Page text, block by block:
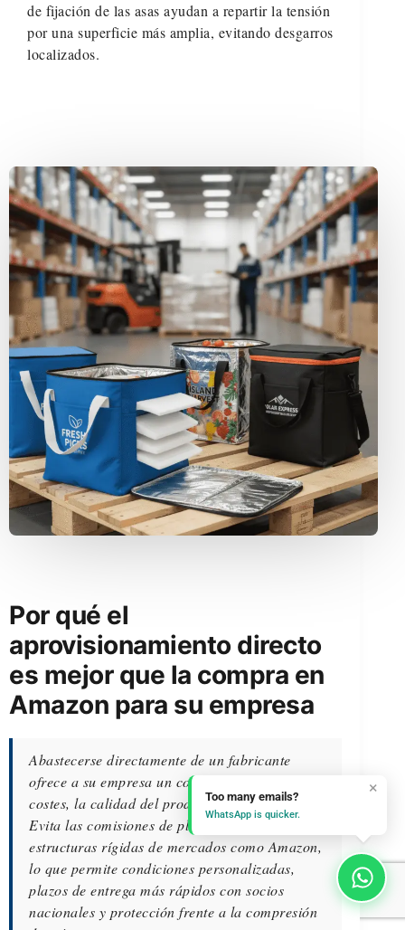
de fijación de las asas ayudan a repartir la tensión
por una superficie más amplia, evitando desgarros
localizados.
Por qué el
aprovisionamiento directo
es mejor que la compra en
Amazon para su empresa
Abastecerse directamente de un fabricante
ofrece a su empresa un control total sobre los
costes, la calidad del producto y la logística.
Evita las comisiones de plataforma y las
estructuras rígidas de mercados como Amazon,
lo que permite condiciones personalizadas,
plazos de entrega más rápidos con socios
nacionales y protección frente a la compresión
Too many emails?
WhatsApp is quicker.
×